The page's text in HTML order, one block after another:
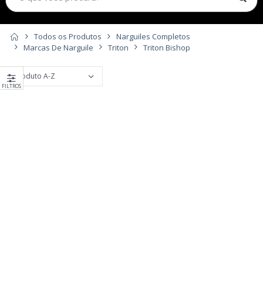
Todos os Produtos
Narguiles Completos
Marcas De Narguile
Triton Triton Bishop
FILTROS